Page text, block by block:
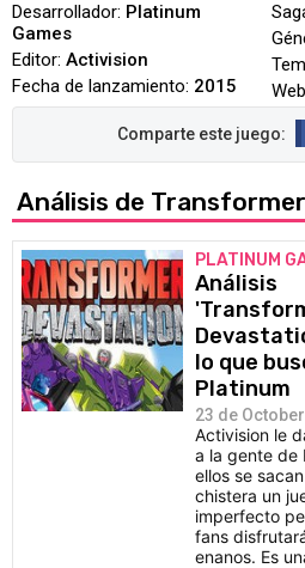
Desarrollador: Platinum
Games
Editor: Activision
Fecha de lanzamiento: 2015
Análisis de
PLATINUM
Análisis
lo que
Platinum
23 de
Activision le
a la gente de
ellos se
chistera un
imperfecto
fans
enanos. Es